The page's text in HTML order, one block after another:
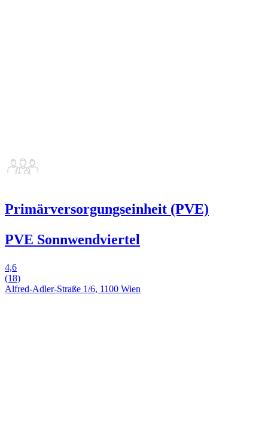
Primärversorgungseinheit (PVE)
PVE Sonnwendviertel
4,6
(18)
Alfred-Adler-Straße 1/6, 1100 Wien